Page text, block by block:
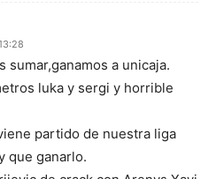
sumar,ganamos a unicaja.
luka y sergi y horrible
partido de nuestra liga
que ganarlo.